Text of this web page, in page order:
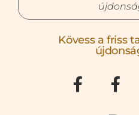
Kövess a friss